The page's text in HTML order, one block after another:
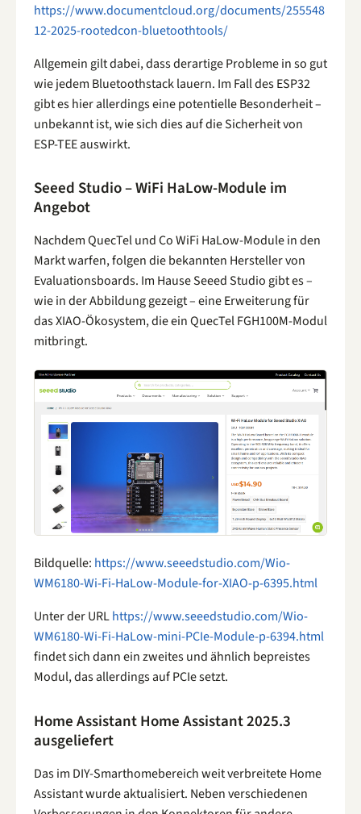
https://www.documentcloud.org/documents/255548
12-2025-rootedcon-bluetoothtools/
Allgemein gilt dabei, dass derartige Probleme in so gut
wie jedem Bluetoothstack lauern. Im Fall des ESP32
gibt es hier allerdings eine potentielle Besonderheit –
unbekannt ist, wie sich dies auf die Sicherheit von
ESP-TEE auswirkt.
Seeed Studio – WiFi HaLow-Module im
Angebot
Nachdem QuecTel und Co WiFi HaLow-Module in den
Markt warfen, folgen die bekannten Hersteller von
Evaluationsboards. Im Hause Seeed Studio gibt es –
wie in der Abbildung gezeigt – eine Erweiterung für
das XIAO-Ökosystem, die ein QuecTel FGH100M-Modul
mitbringt.
Bildquelle: https://www.seeedstudio.com/Wio-
WM6180-Wi-Fi-HaLow-Module-for-XIAO-p-6395.html
Unter der URLhttps://www.seeedstudio.com/Wio-
WM6180-Wi-Fi-HaLow-mini-PCIe-Module-p-6394.html
findet sich dann ein zweites und ähnlich bepreistes
Modul, das allerdings auf PCIe setzt.
Home Assistant Home Assistant 2025.3
ausgeliefert
Das im DIY-Smarthomebereich weit verbreitete Home
Assistant wurde aktualisiert. Neben verschiedenen